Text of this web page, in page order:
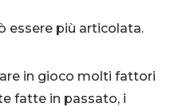
essere più articolata.
in gioco molti fattori
fatte in passato, i